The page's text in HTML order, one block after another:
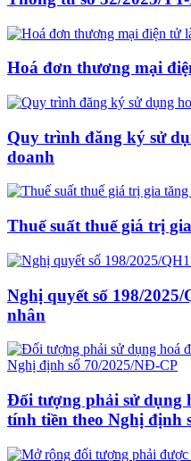
Hoá đơn thương mại
Quy trình đăng ký sử
doanh
Thuế suất thuế giá trị
Nghị quyết số 198/
nhân
Đối tượng phải sử dụng
tính tiền theo Nghị định